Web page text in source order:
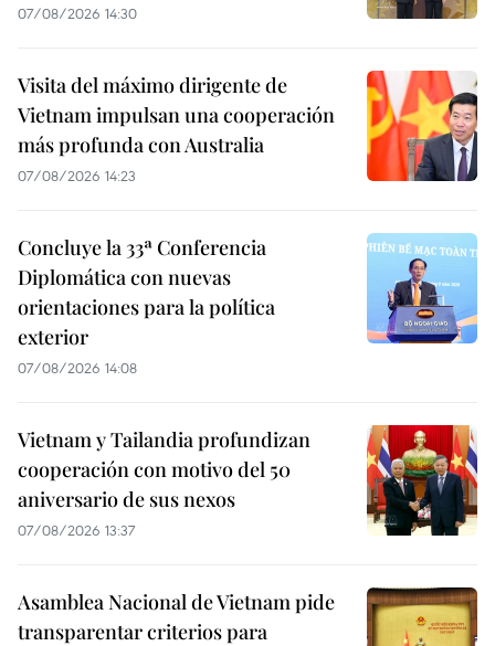
07/08/2026 14:30
Visita del máximo dirigente de
Vietnam impulsan una cooperación
más profunda con Australia
07/08/2026 14:23
Concluye la 33ª Conferencia
Diplomática con nuevas
orientaciones para la política
exterior
07/08/2026 14:08
Vietnam y Tailandia profundizan
cooperación con motivo del 50
aniversario de sus nexos
07/08/2026 13:37
Asamblea Nacional de Vietnam pide
transparentar criterios para